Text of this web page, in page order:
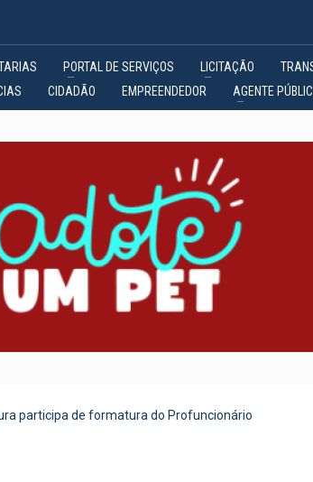
PORTAL DE SERVIÇOS LICITAÇÃO
CIDADÃO EMPREENDEDOR AGENTE
participa de formatura do Profuncionário